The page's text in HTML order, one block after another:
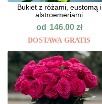
Bukiet z różami, eustomą i
alstroemeriami
od 146.00 zł
DOSTAWA GRATIS